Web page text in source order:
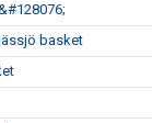
basket